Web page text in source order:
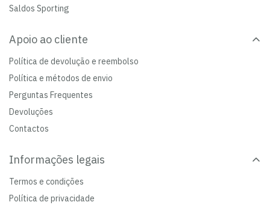
Saldos Sporting
Apoio ao cliente
Política de devolução e reembolso
Política e métodos de envio
Perguntas Frequentes
Devoluções
Contactos
Informações legais
Termos e condições
Política de privacidade